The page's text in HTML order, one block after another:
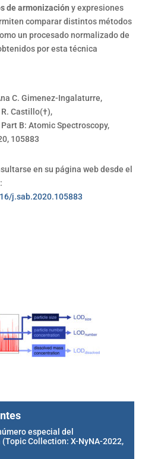
de armonización y expresiones
comparar distintos métodos
un procesado normalizado de
por esta técnica
C. Gimenez-Ingalaturre,
Castillo(†),
B: Atomic Spectroscopy,
105883
en su página web desde el
j.sab.2020.105883
especial del
Collection: X-NyNA-2022,